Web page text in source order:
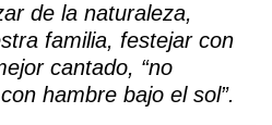
de la naturaleza,
familia, festejar con
cantado, “no
hambre bajo el sol”.